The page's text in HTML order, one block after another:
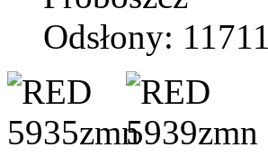
Odsłony: 11711